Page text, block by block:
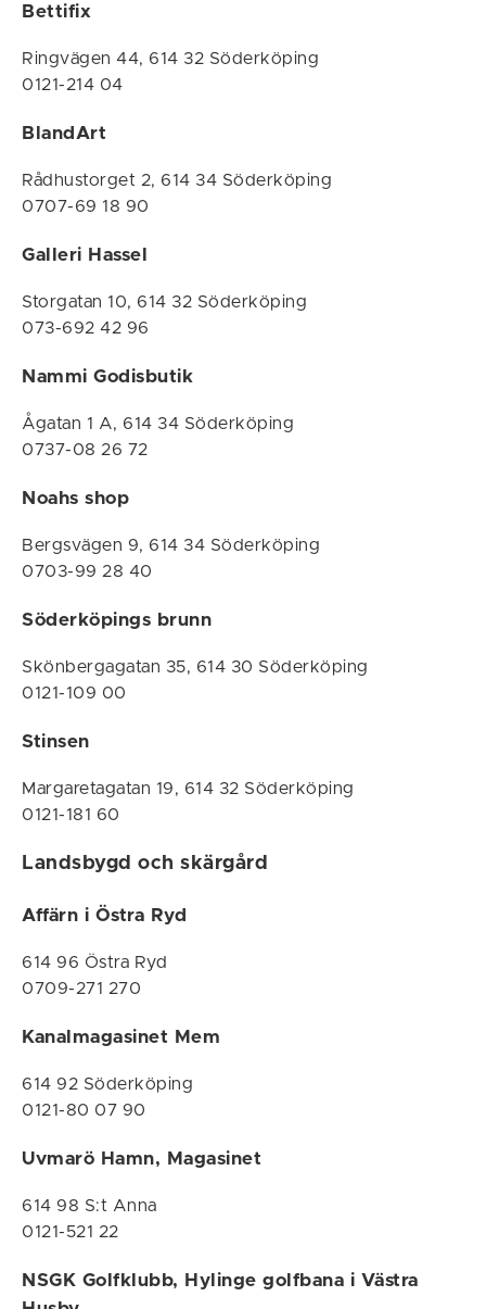
Bettifix
Ringvägen 44, 614 32 Söderköping
0121-214 04
BlandArt
Rådhustorget 2, 614 34 Söderköping
0707-69 18 90
Galleri Hassel
Storgatan 10, 614 32 Söderköping
073-692 42 96
Nammi Godisbutik
Ågatan 1 A, 614 34 Söderköping
0737-08 26 72
Noahs shop
Bergsvägen 9, 614 34 Söderköping
0703-99 28 40
Söderköpings brunn
Skönbergagatan 35, 614 30 Söderköping
0121-109 00
Stinsen
Margaretagatan 19, 614 32 Söderköping
0121-181 60
Landsbygd och skärgård
Affärn i Östra Ryd
614 96 Östra Ryd
0709-271 270
Kanalmagasinet Mem
614 92 Söderköping
0121-80 07 90
Uvmarö Hamn, Magasinet
614 98 S:t Anna
0121-521 22
NSGK Golfklubb, Hylinge golfbana i Västra